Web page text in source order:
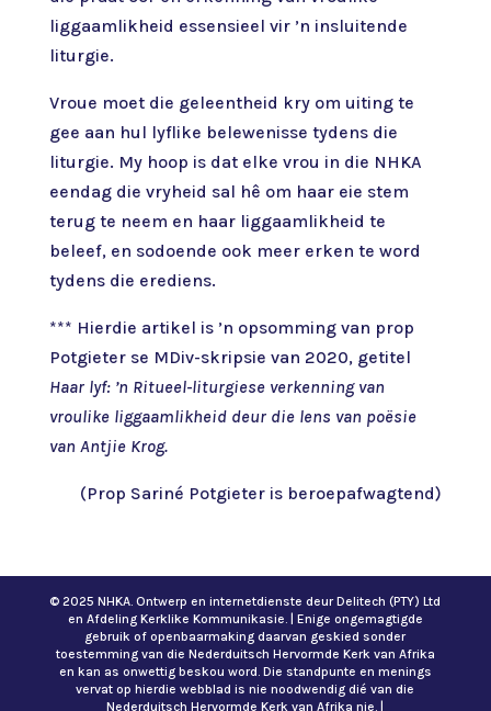
liggaamlikheid essensieel vir ’n insluitende
liturgie.
Vroue moet die geleentheid kry om uiting te
gee aan hul lyflike belewenisse tydens die
liturgie. My hoop is dat elke vrou in die NHKA
eendag die vryheid sal hê om haar eie stem
terug te neem en haar liggaamlikheid te
beleef, en sodoende ook meer erken te word
tydens die erediens.
*** Hierdie artikel is ’n opsomming van prop
Potgieter se MDiv-skripsie van 2020, getitel
Haar lyf: ’n Ritueel-liturgiese verkenning van
vroulike liggaamlikheid deur die lens van poësie
van Antjie Krog.
(Prop Sariné Potgieter is beroepafwagtend)
© 2025 NHKA. Ontwerp en internetdienste deur Delitech (PTY) Ltd
en Afdeling Kerklike Kommunikasie. | Enige ongemagtigde
gebruik of openbaarmaking daarvan geskied sonder
toestemming van die Nederduitsch Hervormde Kerk van Afrika
en kan as onwettig beskou word. Die standpunte en menings
vervat op hierdie webblad is nie noodwendig dié van die
Nederduitsch Hervormde Kerk van Afrika nie. |